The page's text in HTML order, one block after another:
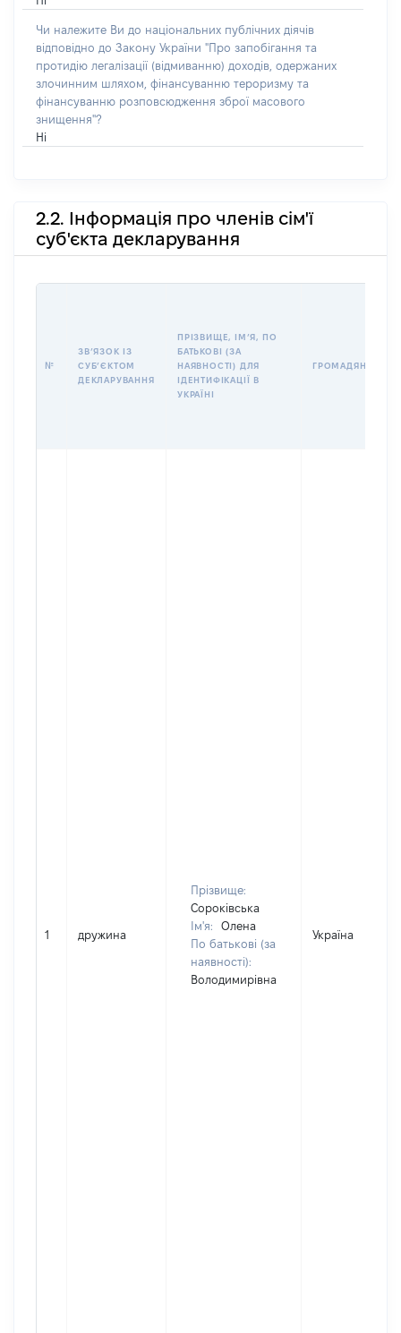
Чи належите Ви до національних публічних діячів
відповідно до Закону України "Про запобігання та
протидію легалізації (відмиванню) доходів, одержаних
злочинним шляхом, фінансуванню тероризму та
фінансуванню розповсюдження зброї масового
знищення"?
Ні
2.2. Інформація про членів сім'ї
суб'єкта декларування
№
ЗВʼЯЗОК ІЗ
СУБʼЄКТОМ
ДЕКЛАРУВАННЯ
ПРІЗВИЩЕ, ІМʼЯ, ПО
БАТЬКОВІ (ЗА
НАЯВНОСТІ) ДЛЯ
ІДЕНТИФІКАЦІЇ В
УКРАЇНІ
ГРОМАДЯНСТВО
1 дружина
Прізвище:
Сороківська
Ім'я:
Олена
По батькові (за
наявності):
Володимирівна
Україна